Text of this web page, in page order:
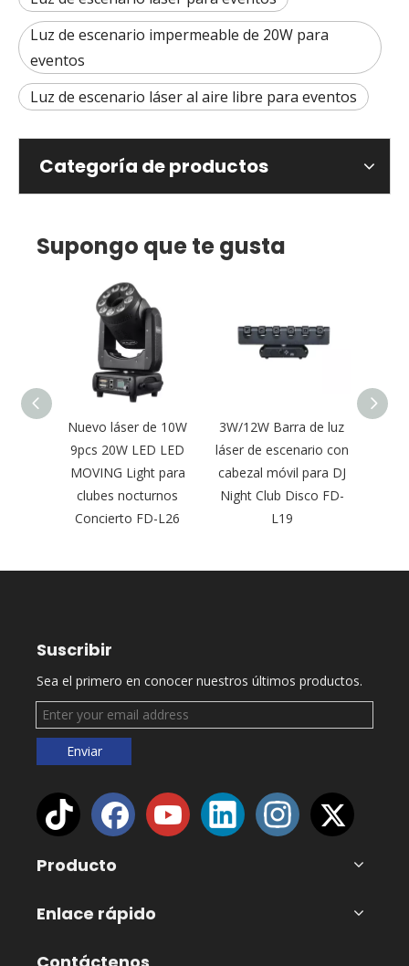
Luz de escenario impermeable de 20W para
eventos
Luz de escenario láser al aire libre para eventos
Categoría de productos
Supongo que te gusta
Nuevo láser de 10W
9pcs 20W LED LED
MOVING Light para
clubes nocturnos
Concierto FD-L26
3W/12W Barra de luz
láser de escenario con
cabezal móvil para DJ
Night Club Disco FD-
L19
Suscribir
Sea el primero en conocer nuestros últimos productos.
Enviar
Producto
Enlace rápido
Contáctenos